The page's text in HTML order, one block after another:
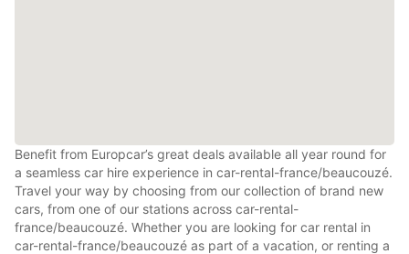
Benefit from Europcar’s great deals available all year round for
a seamless car hire experience in car-rental-france/beaucouzé.
Travel your way by choosing from our collection of brand new
cars, from one of our stations across car-rental-
france/beaucouzé. Whether you are looking for car rental in
car-rental-france/beaucouzé as part of a vacation, or renting a